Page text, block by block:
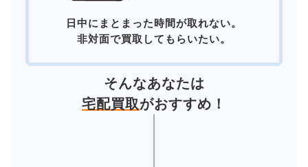
日中にまとまった時間が取れない。
非対面で買取してもらいたい。
そんなあなたは
宅配買取がおすすめ！